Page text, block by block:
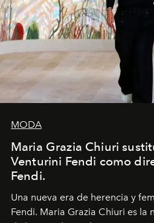
MODA
Maria Grazia Chiuri
Venturini Fendi como
Fendi.
Una nueva era de herencia y
Fendi. Maria Grazia Chiuri es la